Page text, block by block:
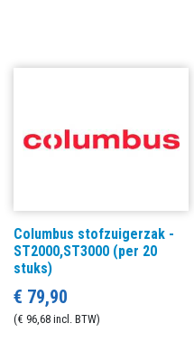
Columbus stofzuigerzak -
ST2000,ST3000 (per 20
stuks)
€ 79,90
(€ 96,68 incl. BTW)